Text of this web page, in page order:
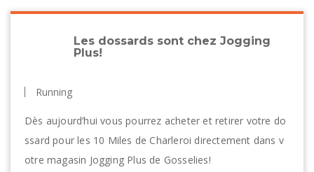
Les dossards sont chez Jogging
Plus!
Running
Dès aujourd’hui vous pourrez acheter et retirer votre do
ssard pour les 10 Miles de Charleroi directement dans v
otre magasin Jogging Plus de Gosselies!